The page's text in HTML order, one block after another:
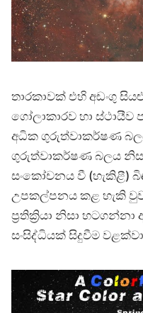
තාරකාවක් එහි අඩංගු
ගෝලාකාරව හා
අධික ගුරුත්වාකර්ෂණ
ගුරුත්වාකර්ෂණ බලය
සංකෝචනය වී (හැකිළී)
උපකල්පනය කළ හැකි
ප්‍රතික්‍රියා නිසා
සංසිද්ධියක් සිදුවීම